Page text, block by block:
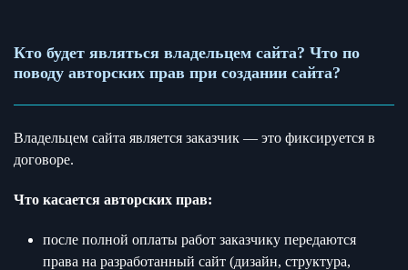
Кто будет являться владельцем сайта? Что по
поводу авторских прав при создании сайта?
Владельцем сайта является заказчик — это фиксируется в
договоре.
Что касается авторских прав:
после полной оплаты работ заказчику передаются
права на разработанный сайт (дизайн, структура,